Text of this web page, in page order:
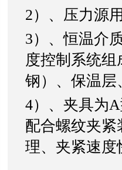
2）、压力源
3）、恒温介
度控制系统
钢）、保温层
4）、夹具为A
配合螺纹夹
理、夹紧速度